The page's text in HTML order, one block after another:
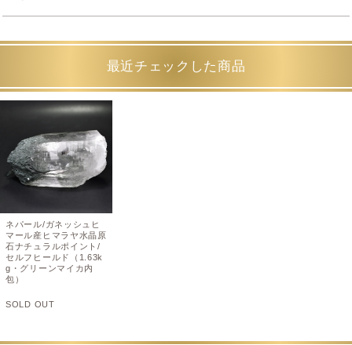
最近チェックした商品
ネパール/ガネッシュヒ
マール産ヒマラヤ水晶原
石ナチュラルポイント/
セルフヒールド（1.63k
g・グリーンマイカ内
包）
SOLD OUT